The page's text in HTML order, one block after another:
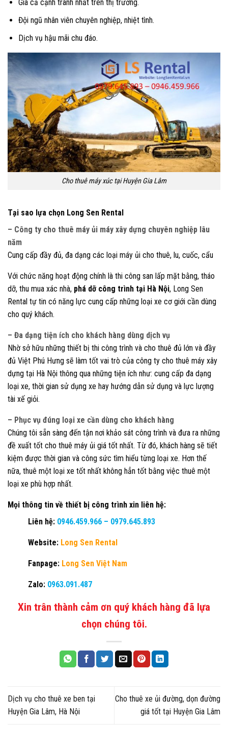
Giá cả cạnh tranh nhất trên thị trường.
Đội ngũ nhân viên chuyên nghiệp, nhiệt tình.
Dịch vụ hậu mãi chu đáo.
Cho thuê máy xúc tại Huyện Gia Lâm
Tại sao lựa chọn Long Sen Rental
– Công ty cho thuê máy ủi máy xây dựng chuyên nghiệp lâu
năm
Cung cấp đầy đủ, đa dạng các loại máy ủi cho thuê, lu, cuốc, cẩu
Với chức năng hoạt động chính là thi công san lấp mặt bằng, tháo
dỡ, thu mua xác nhà, phá dỡ công trình tại Hà Nội, Long Sen
Rental tự tin có năng lực cung cấp những loại xe cơ giới cần dùng
cho quý khách.
– Đa dạng tiện ích cho khách hàng dùng dịch vụ
Nhờ sở hữu những thiết bị thi công trình và cho thuê đủ lớn và đầy
đủ Việt Phú Hưng sẽ làm tốt vai trò của công ty cho thuê máy xây
dựng tại Hà Nội thông qua những tiện ích như: cung cấp đa dạng
loại xe, thời gian sử dụng xe hay hướng dẫn sử dụng và lực lượng
tài xế giỏi.
– Phục vụ đúng loại xe cần dùng cho khách hàng
Chúng tôi sẵn sàng đến tận nơi khảo sát công trình và đưa ra những
đề xuất tốt cho thuê máy ủi giá tốt nhất. Từ đó, khách hàng sẽ tiết
kiệm được thời gian và công sức tìm hiểu từng loại xe. Hơn thế
nữa, thuê một loại xe tốt nhất không hẳn tốt bằng việc thuê một
loại xe phù hợp nhất.
Mọi thông tin về thiết bị công trình xin liên hệ:
Liên hệ: 0946.459.966 – 0979.645.893
Website: Long Sen Rental
Fanpage: Long Sen Việt Nam
Zalo: 0963.091.487
Xin trân thành cảm ơn quý khách hàng đã lựa
chọn chúng tôi.
Dịch vụ cho thuê xe ben tại
Huyện Gia Lâm, Hà Nội
Cho thuê xe ủi đường, dọn đường
giá tốt tại Huyện Gia Lâm